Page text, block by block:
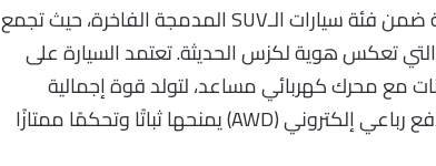
تعريفًا جديدًا للفخامة العصرية ضمن فئة سيارات الـSUV المدمجة الفاخرة، حيث تجمع
التي تعكس هوية لكزس الحديثة. تعتمد السيارة على
أربع أسطوانات مع محرك كهربائي مساعد، لتولد قوة إجمالية
تقارب 240 حصانًا، متصلة بناقل حركة E-CVT ونظام دفع رباعي إلكتروني (AWD) يمنحها ثباتًا وتحكمًا ممتازًا